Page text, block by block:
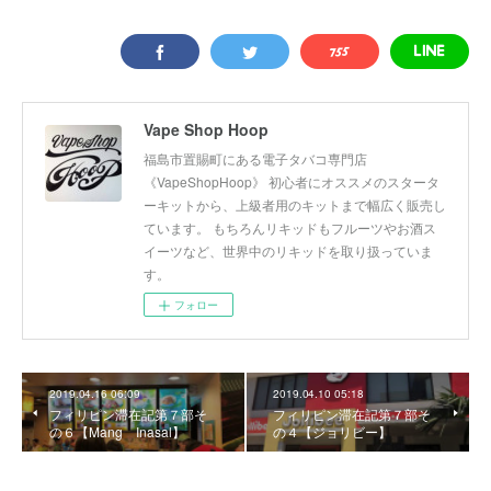
Vape Shop Hoop
福島市置賜町にある電子タバコ専門店
《VapeShopHoop》 初心者にオススメのスタータ
ーキットから、上級者用のキットまで幅広く販売し
ています。 もちろんリキッドもフルーツやお酒ス
イーツなど、世界中のリキッドを取り扱っていま
す。
フォロー
2019.04.16 06:09
フィリピン滞在記第７部そ
の６【Mang Inasal】
2019.04.10 05:18
フィリピン滞在記第７部そ
の４【ジョリビー】